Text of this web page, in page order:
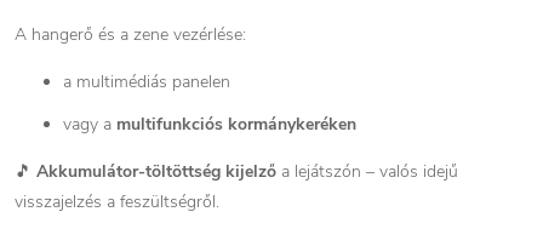
A hangerő és a zene vezérlése:
a multimédiás panelen
vagy a multifunkciós kormánykeréken
🎵 Akkumulátor-töltöttség kijelző a lejátszón – valós idejű
visszajelzés a feszültségről.